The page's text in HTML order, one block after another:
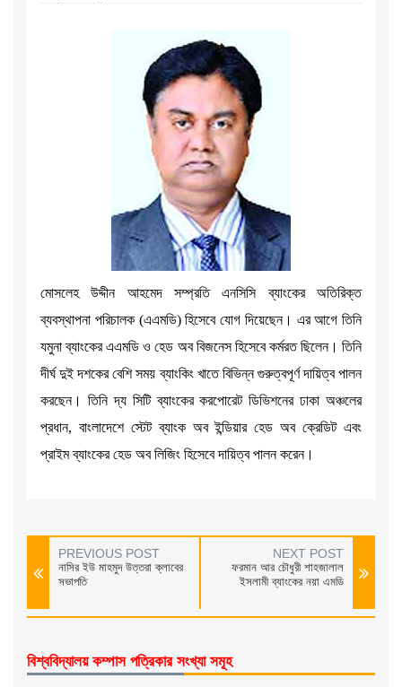
মোসলেহ উদ্দীন আহমেদ সম্প্রতি এনসিসি ব্যাংকের অতিরিক্ত
ব্যবস্থাপনা পরিচালক (এএমডি) হিসেবে যোগ দিয়েছেন। এর আগে তিনি
যমুনা ব্যাংকের এএমডি ও হেড অব বিজনেস হিসেবে কর্মরত ছিলেন। তিনি
দীর্ঘ দুই দশকের বেশি সময় ব্যাংকিং খাতে বিভিন্ন গুরুত্বপূর্ণ দায়িত্ব পালন
করছেন। তিনি দ্য সিটি ব্যাংকের করপোরেট ডিভিশনের ঢাকা অঞ্চলের
প্রধান, বাংলাদেশে স্টেট ব্যাংক অব ইন্ডিয়ার হেড অব ক্রেডিট এবং
প্রাইম ব্যাংকের হেড অব লিজিং হিসেবে দায়িত্ব পালন করেন।
PREVIOUS POST
নাসির ইউ মাহমুদ উত্তরা ক্লাবের
সভাপতি
NEXT POST
ফরমান আর চৌধুরী শাহজালাল
ইসলামী ব্যাংকের নয়া এমডি
বিশ্ববিদ্যালয় কম্পাস পত্রিকার সংখ্যা সমূহ